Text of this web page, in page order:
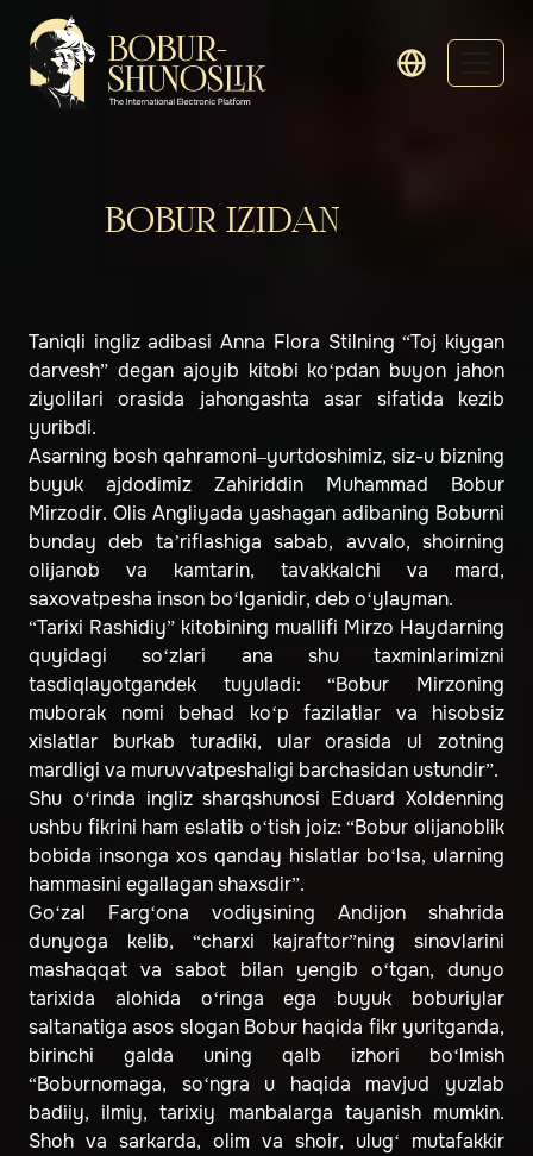
BOBUR IZIDAN
Taniqli ingliz adibasi Anna Flora Stilning “Toj kiygan
darvesh” degan ajoyib kitobi ko‘pdan buyon jahon
ziyolilari orasida jahongashta asar sifatida kezib
yuribdi.
Asarning bosh qahramoni–yurtdoshimiz, siz-u bizning
buyuk ajdodimiz Zahiriddin Muhammad Bobur
Mirzodir. Olis Angliyada yashagan adibaning Boburni
bunday deb ta’riflashiga sabab, avvalo, shoirning
olijanob va kamtarin, tavakkalchi va mard,
saxovatpesha inson bo‘lganidir, deb o‘ylayman.
“Tarixi Rashidiy” kitobining muallifi Mirzo Haydarning
quyidagi so‘zlari ana shu taxminlarimizni
tasdiqlayotgandek tuyuladi: “Bobur Mirzoning
muborak nomi behad ko‘p fazilatlar va hisobsiz
xislatlar burkab turadiki, ular orasida ul zotning
mardligi va muruvvatpeshaligi barchasidan ustundir”.
Shu o‘rinda ingliz sharqshunosi Eduard Xoldenning
ushbu fikrini ham eslatib o‘tish joiz: “Bobur olijanoblik
bobida insonga xos qanday hislatlar bo‘lsa, ularning
hammasini egallagan shaxsdir”.
Go‘zal Farg‘ona vodiysining Andijon shahrida
dunyoga kelib, “charxi kajraftor”ning sinovlarini
mashaqqat va sabot bilan yengib o‘tgan, dunyo
tarixida alohida o‘ringa ega buyuk boburiylar
saltanatiga asos slogan Bobur haqida fikr yuritganda,
birinchi galda uning qalb izhori bo‘lmish
“Boburnomaga, so‘ngra u haqida mavjud yuzlab
badiiy, ilmiy, tarixiy manbalarga tayanish mumkin.
Shoh va sarkarda, olim va shoir, ulug‘ mutafakkir